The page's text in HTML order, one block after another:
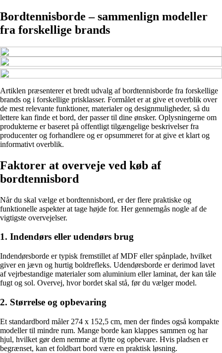
Bordtennisborde – sammenlign modeller
fra forskellige brands
Artiklen præsenterer et bredt udvalg af bordtennisborde fra forskellige
brands og i forskellige prisklasser. Formålet er at give et overblik over
de mest relevante funktioner, materialer og designmuligheder, så du
lettere kan finde et bord, der passer til dine ønsker. Oplysningerne om
produkterne er baseret på offentligt tilgængelige beskrivelser fra
producenter og forhandlere og er opsummeret for at give et klart og
informativt overblik.
Faktorer at overveje ved køb af
bordtennisbord
Når du skal vælge et bordtennisbord, er der flere praktiske og
funktionelle aspekter at tage højde for. Her gennemgås nogle af de
vigtigste overvejelser.
1. Indendørs eller udendørs brug
Indendørsborde er typisk fremstillet af MDF eller spånplade, hvilket
giver en jævn og hurtig boldrefleks. Udendørsborde er derimod lavet
af vejrbestandige materialer som aluminium eller laminat, der kan tåle
fugt og sol. Overvej, hvor bordet skal stå, før du vælger model.
2. Størrelse og opbevaring
Et standardbord måler 274 x 152,5 cm, men der findes også kompakte
modeller til mindre rum. Mange borde kan klappes sammen og har
hjul, hvilket gør dem nemme at flytte og opbevare. Hvis pladsen er
begrænset, kan et foldbart bord være en praktisk løsning.